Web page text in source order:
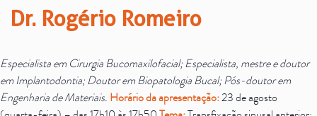
Dr. Rogério Romeiro
Especialista em Cirurgia Bucomaxilofacial; Especialista, mestre e doutor
em Implantodontia; Doutor em Biopatologia Bucal; Pós-doutor em
Engenharia de Materiais. Horário da apresentação:23 de agosto